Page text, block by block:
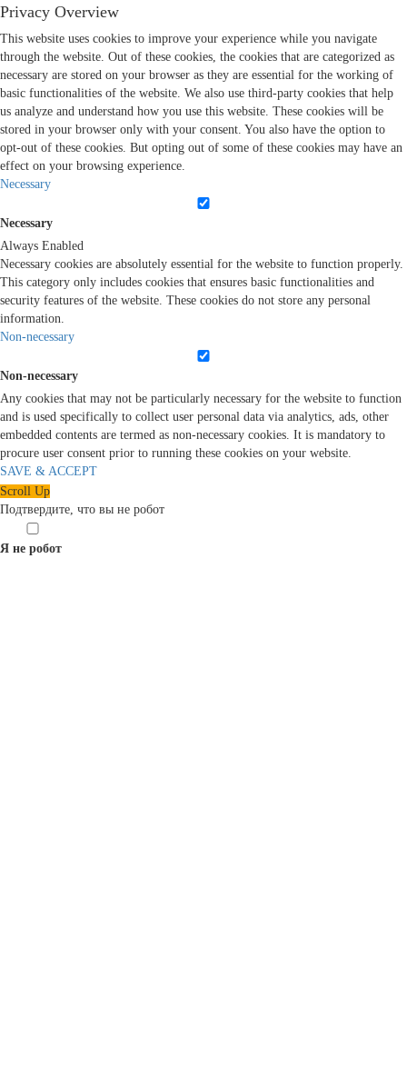
Privacy Overview
This website uses cookies to improve your experience while you navigate
through the website. Out of these cookies, the cookies that are categorized as
necessary are stored on your browser as they are essential for the working of
basic functionalities of the website. We also use third-party cookies that help
us analyze and understand how you use this website. These cookies will be
stored in your browser only with your consent. You also have the option to
opt-out of these cookies. But opting out of some of these cookies may have an
effect on your browsing experience.
Necessary
Necessary
Always Enabled
Necessary cookies are absolutely essential for the website to function properly.
This category only includes cookies that ensures basic functionalities and
security features of the website. These cookies do not store any personal
information.
Non-necessary
Non-necessary
Any cookies that may not be particularly necessary for the website to function
and is used specifically to collect user personal data via analytics, ads, other
embedded contents are termed as non-necessary cookies. It is mandatory to
procure user consent prior to running these cookies on your website.
SAVE & ACCEPT
Scroll Up
Подтвердите, что вы не робот
Я не робот